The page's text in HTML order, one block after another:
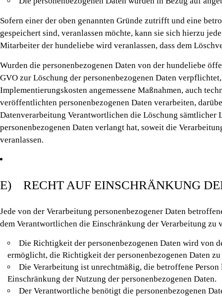
Sofern einer der oben genannten Gründe zutrifft und eine
gespeichert sind, veranlassen möchte, kann sie sich hierzu
Mitarbeiter der hundeliebe wird veranlassen, dass dem
Wurden die personenbezogenen Daten von der hundeliebe
GVO zur Löschung der personenbezogenen Daten
Implementierungskosten angemessene Maßnahmen, auch
veröffentlichten personenbezogenen Daten verarbeiten,
Datenverarbeitung Verantwortlichen die Löschung sämtlicher
personenbezogenen Daten verlangt hat, soweit die
veranlassen.
E) RECHT AUF EINSCHRÄNKUNG
Jede von der Verarbeitung personenbezogener Daten
dem Verantwortlichen die Einschränkung der Verarbeitung zu
Die Richtigkeit der personenbezogenen Daten wird von
ermöglicht, die Richtigkeit der personenbezogenen Daten
Die Verarbeitung ist unrechtmäßig, die betroffene
Einschränkung der Nutzung der personenbezogenen Daten.
Der Verantwortliche benötigt die personenbezogenen